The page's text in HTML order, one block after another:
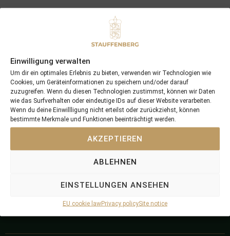
Einwilligung verwalten
Um dir ein optimales Erlebnis zu bieten, verwenden wir Technologien wie
Cookies, um Geräteinformationen zu speichern und/oder darauf
zuzugreifen. Wenn du diesen Technologien zustimmst, können wir Daten
wie das Surfverhalten oder eindeutige IDs auf dieser Website verarbeiten.
Wenn du deine Einwillligung nicht erteilst oder zurückziehst, können
bestimmte Merkmale und Funktionen beeinträchtigt werden.
AKZEPTIEREN
ABLEHNEN
EINSTELLUNGEN ANSEHEN
EU cookie lawPrivacy policySite notice
+49 (0) 2599 740536
+49 (0) 171 6507181
info@stauffenberg.com
Find us here
Stauffenber
g
Stauffenber
g
Racing